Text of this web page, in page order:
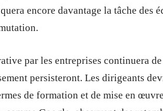
encore davantage la tâche des
par les entreprises continuera
persisteront. Les dirigeants
de formation et de mise en